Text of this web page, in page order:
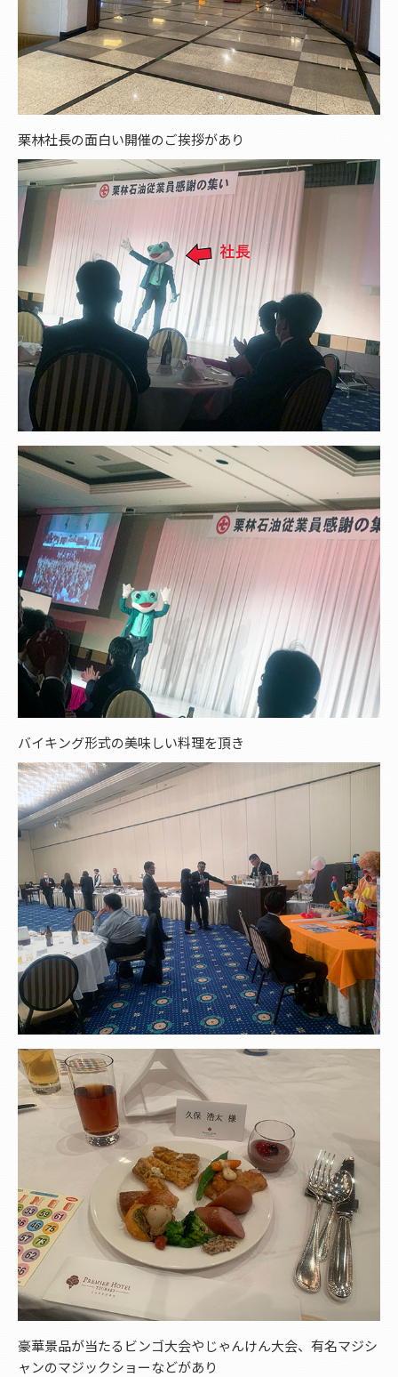
栗林社長の面白い開催のご挨拶があり
バイキング形式の美味しい料理を頂き
豪華景品が当たるビンゴ大会やじゃんけん大会、有名マジシ
ャンのマジックショーなどがあり